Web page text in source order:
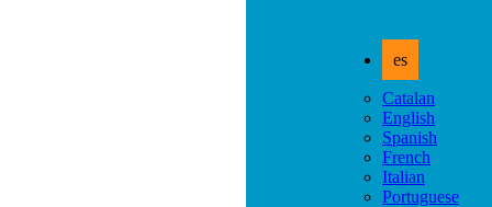
es
Catalan
English
Spanish
French
Italian
Portuguese